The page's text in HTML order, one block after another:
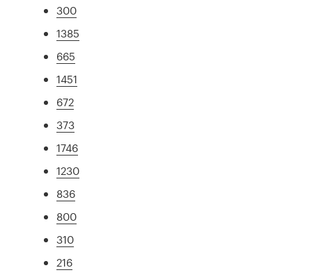
300
1385
665
1451
672
373
1746
1230
836
800
310
216